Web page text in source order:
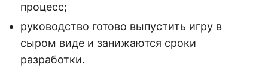
процесс;
руководство готово выпустить игру в
сыром виде и занижаются сроки
разработки.